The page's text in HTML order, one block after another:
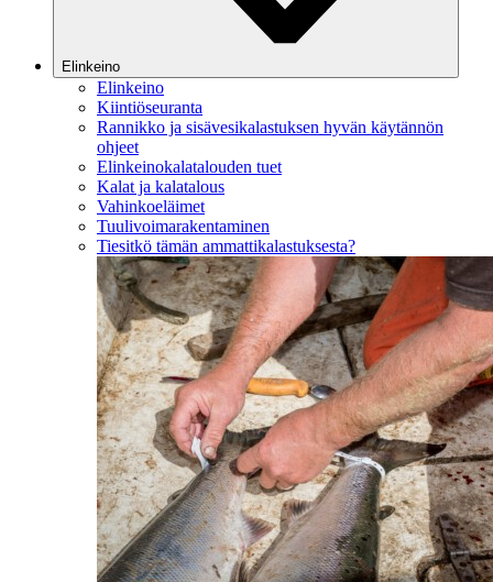
Elinkeino
Elinkeino
Kiintiöseuranta
Rannikko ja sisävesikalastuksen hyvän käytännön
ohjeet
Elinkeinokalatalouden tuet
Kalat ja kalatalous
Vahinkoeläimet
Tuulivoimarakentaminen
Tiesitkö tämän ammattikalastuksesta?